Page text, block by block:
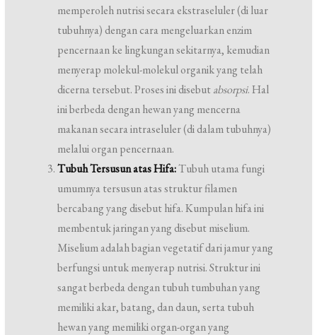
memperoleh nutrisi secara ekstraseluler (di luar
tubuhnya) dengan cara mengeluarkan enzim
pencernaan ke lingkungan sekitarnya, kemudian
menyerap molekul-molekul organik yang telah
dicerna tersebut. Proses ini disebutabsorpsi. Hal
ini berbeda dengan hewan yang mencerna
makanan secara intraseluler (di dalam tubuhnya)
melalui organ pencernaan.
Tubuh Tersusun atas Hifa:Tubuh utama fungi
umumnya tersusun atas struktur filamen
bercabang yang disebut hifa. Kumpulan hifa ini
membentuk jaringan yang disebut miselium.
Miselium adalah bagian vegetatif dari jamur yang
berfungsi untuk menyerap nutrisi. Struktur ini
sangat berbeda dengan tubuh tumbuhan yang
memiliki akar, batang, dan daun, serta tubuh
hewan yang memiliki organ-organ yang